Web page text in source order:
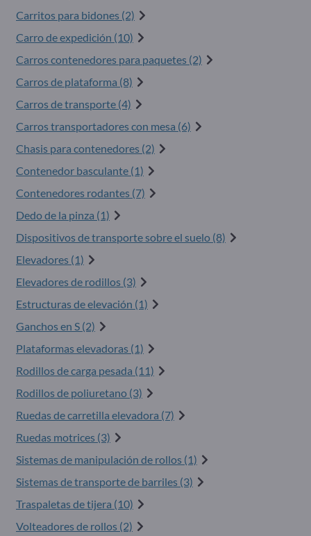
Carritos para bidones (2)
Carro de expedición (10)
Carros contenedores para paquetes (2)
Carros de plataforma (8)
Carros de transporte (4)
Carros transportadores con mesa (6)
Chasis para contenedores (2)
Contenedor basculante (1)
Contenedores rodantes (7)
Dedo de la pinza (1)
Dispositivos de transporte sobre el suelo (8)
Elevadores (1)
Elevadores de rodillos (3)
Estructuras de elevación (1)
Ganchos en S (2)
Plataformas elevadoras (1)
Rodillos de carga pesada (11)
Rodillos de poliuretano (3)
Ruedas de carretilla elevadora (7)
Ruedas motrices (3)
Sistemas de manipulación de rollos (1)
Sistemas de transporte de barriles (3)
Traspaletas de tijera (10)
Volteadores de rollos (2)